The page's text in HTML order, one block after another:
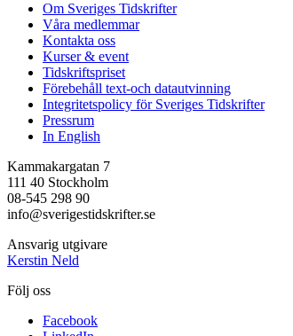
Om Sveriges Tidskrifter
Våra medlemmar
Kontakta oss
Kurser & event
Tidskriftspriset
Förebehåll text-och datautvinning
Integritetspolicy för Sveriges Tidskrifter
Pressrum
In English
Kammakargatan 7
111 40 Stockholm
08-545 298 90
info@sverigestidskrifter.se
Ansvarig utgivare
Kerstin Neld
Följ oss
Facebook